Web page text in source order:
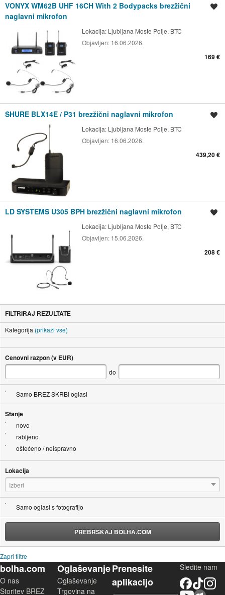
VONYX WM62B UHF 16CH With 2 Bodypacks brezžični
naglavni mikrofon
Lokacija: Ljubljana Moste Polje, BTC
Objavljen: 16.06.2026.
169 €
SHURE BLX14E / P31 brezžični naglavni mikrofon
Lokacija: Ljubljana Moste Polje, BTC
Objavljen: 16.06.2026.
439,20 €
LD SYSTEMS U305 BPH brezžični naglavni mikrofon
Lokacija: Ljubljana Moste Polje, BTC
Objavljen: 15.06.2026.
208 €
FILTRIRAJ REZULTATE
Kategorija (prikaži vse)
Cenovni razpon (v EUR)
do
Samo BREZ SKRBI oglasi
Stanje
novo
rabljeno
oštećeno / neispravno
Lokacija
Izberi
Samo oglasi s fotografijo
PREBRSKAJ BOLHA.COM
Zapri filtre
bolha.com
O nas
Storitev BREZ
Oglaševanje
Oglaševanje
Trgovina na
Prenesite
aplikacijo
Sledite nam